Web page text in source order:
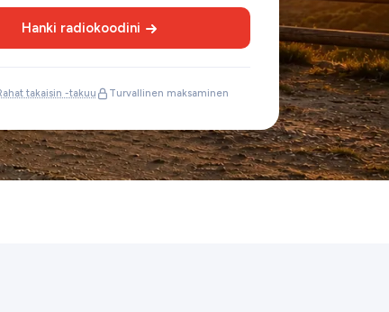
Hanki radiokoodini
takaisin -takuu Turvallinen maksaminen